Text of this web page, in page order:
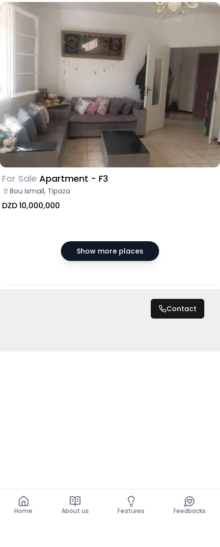
For Sale Apartment - F3
Bou Ismail, Tipaza
DZD 10,000,000
Show more places
Contact
Home About us Features Feedbacks